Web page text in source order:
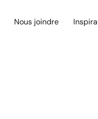
Nous joindre